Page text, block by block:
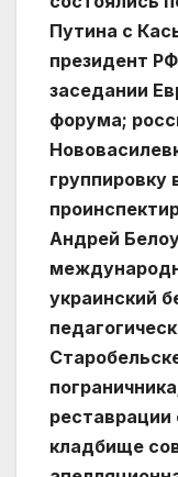
Путина с
президент
заседании
форума;
группировку
Андрей
украинский
кладбище